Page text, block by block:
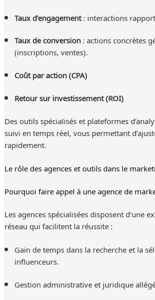
Taux d’engagement: interactions
Taux de conversion: actions concrètes
(inscriptions, ventes).
Coût par action (CPA)
Retour sur investissement (ROI)
Des outils spécialisés et plateformes
suivi en temps réel, vous permettant
rapidement.
Le rôle des agences et outils dans le
Pourquoi faire appel à une agence de
Les agences spécialisées disposent d’une
réseau qui facilitent la réussite :
Gain de temps dans la recherche et la
influenceurs.
Gestion administrative et juridique